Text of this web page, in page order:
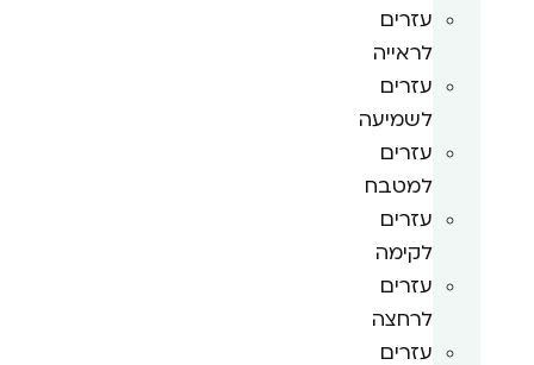
עזרים
לראייה
עזרים
לשמיעה
עזרים
למטבח
עזרים
לקימה
עזרים
לרחצה
עזרים